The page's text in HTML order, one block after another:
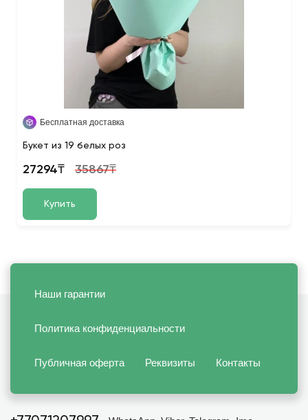
Бесплатная доставка
Букет из 19 белых роз
27294₸ 35867₸
Купить
Наши гарантии
Политика конфиденциальности
Публичная оферта Реквизиты Контакты